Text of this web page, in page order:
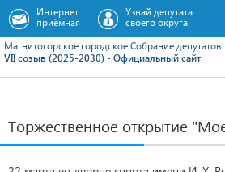
Магнитогорское городское Cобрание депутатов
VII созыв (2025-2030) - Официальный сайт
Интернет
приёмная
Узнай депутата
своего округа
Торжественное открытие